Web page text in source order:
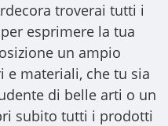
troverai tutti i
esprimere la tua
un ampio
e materiali, che tu sia
di belle arti o un
subito tutti i prodotti